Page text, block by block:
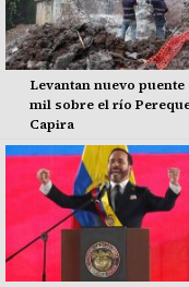
Levantan nuevo puente
mil sobre el río
Capira